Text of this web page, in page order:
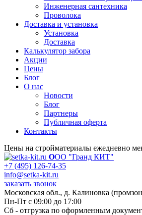
Инженерная сантехника
Проволока
Доставка и установка
Установка
Доставка
Калькулятор забора
Акции
Цены
Блог
О нас
Новости
Блог
Партнеры
Публичная оферта
Контакты
Цены на стройматериалы ежедневно
ООО "Гранд КИТ"
+7 (495) 126-74-35
info@setka-kit.ru
заказать звонок
Московская обл., д. Калиновка
Пн-Пт с 09:00 до 17:00
Сб - отгрузка по оформленным